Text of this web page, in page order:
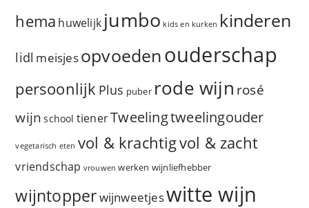
hema huwelijk jumbo kids en kurken kinderen
lidl meisjesopvoedenouderschap
persoonlijk Plus puber rode wijn rosé
wijn school tienerTweelingtweelingouder
vegetarisch eten vol & krachtigvol & zacht
vriendschap vrouwen werken wijnliefhebber
wijntopperwijnweetjeswitte wijn